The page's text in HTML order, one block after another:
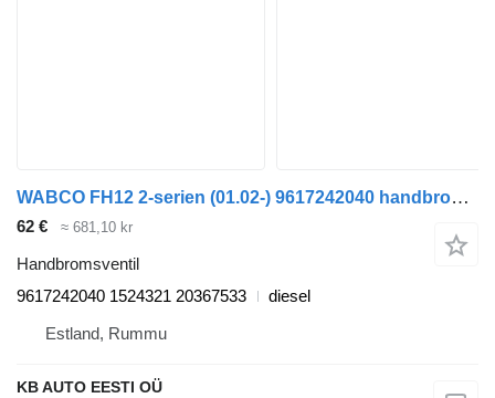
WABCO FH12 2-serien (01.02-) 9617242040 handbromsventil till Volvo FH12, FH16, NH12, FH, VNL780 (1993-2014) dragbil
62 € ≈ 681,10 kr
Handbromsventil
9617242040 1524321 20367533
diesel
Estland, Rummu
KB AUTO EESTI OÜ